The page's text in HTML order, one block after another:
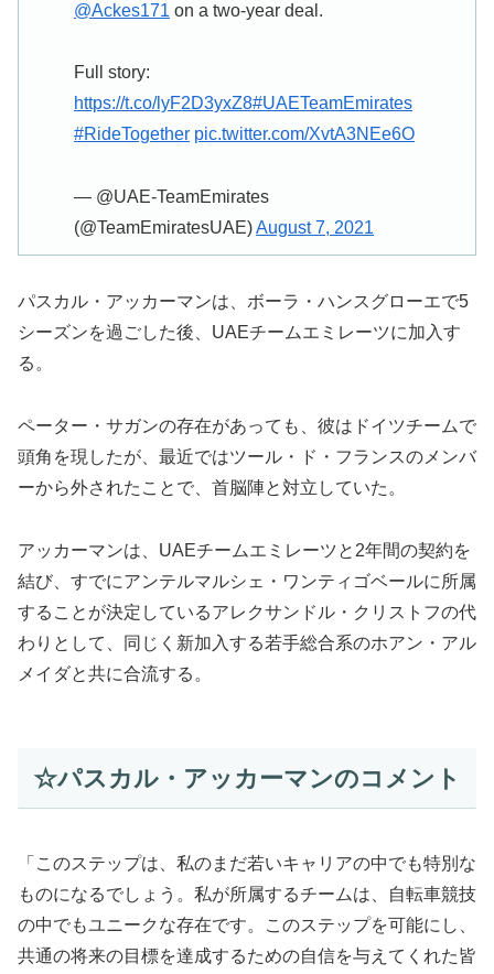
@Ackes171 on a two-year deal.
Full story:
https://t.co/lyF2D3yxZ8#UAETeamEmirates
#RideTogether pic.twitter.com/XvtA3NEe6O
— @UAE-TeamEmirates
(@TeamEmiratesUAE)August 7, 2021
パスカル・アッカーマンは、ボーラ・ハンスグローエで5
シーズンを過ごした後、UAEチームエミレーツに加入す
る。
ペーター・サガンの存在があっても、彼はドイツチームで
頭角を現したが、最近ではツール・ド・フランスのメンバ
ーから外されたことで、首脳陣と対立していた。
アッカーマンは、UAEチームエミレーツと2年間の契約を
結び、すでにアンテルマルシェ・ワンティゴベールに所属
することが決定しているアレクサンドル・クリストフの代
わりとして、同じく新加入する若手総合系のホアン・アル
メイダと共に合流する。
☆パスカル・アッカーマンのコメント
「このステップは、私のまだ若いキャリアの中でも特別な
ものになるでしょう。私が所属するチームは、自転車競技
の中でもユニークな存在です。このステップを可能にし、
共通の将来の目標を達成するための自信を与えてくれた皆